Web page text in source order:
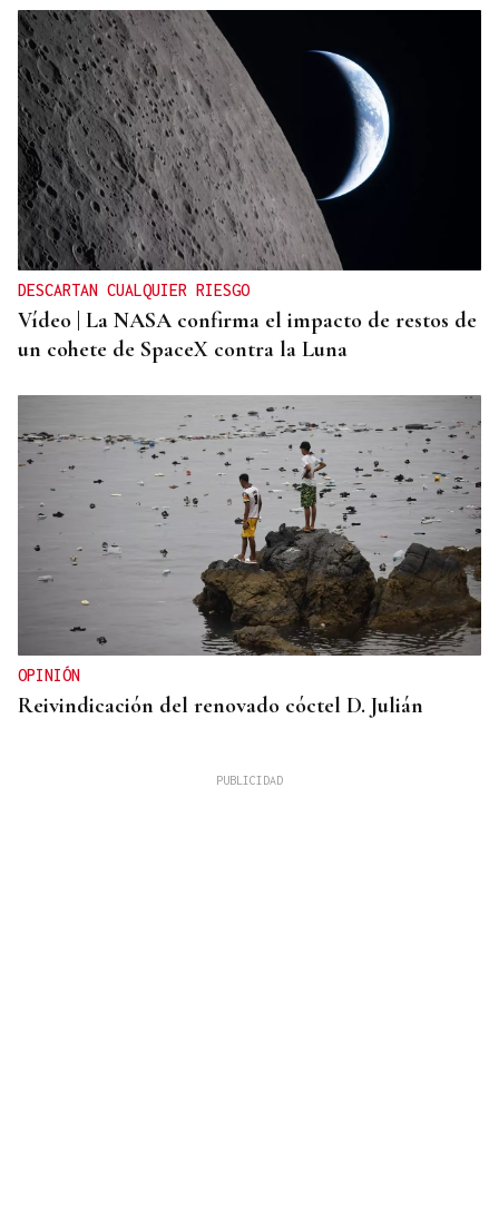
DESCARTAN CUALQUIER RIESGO
Vídeo | La NASA confirma el impacto de restos de
un cohete de SpaceX contra la Luna
OPINIÓN
Reivindicación del renovado cóctel D. Julián